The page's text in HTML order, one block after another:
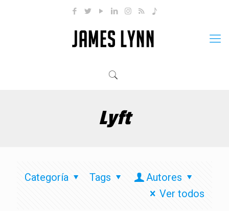
Lyft
Categoría Tags
Autores
Ver todos